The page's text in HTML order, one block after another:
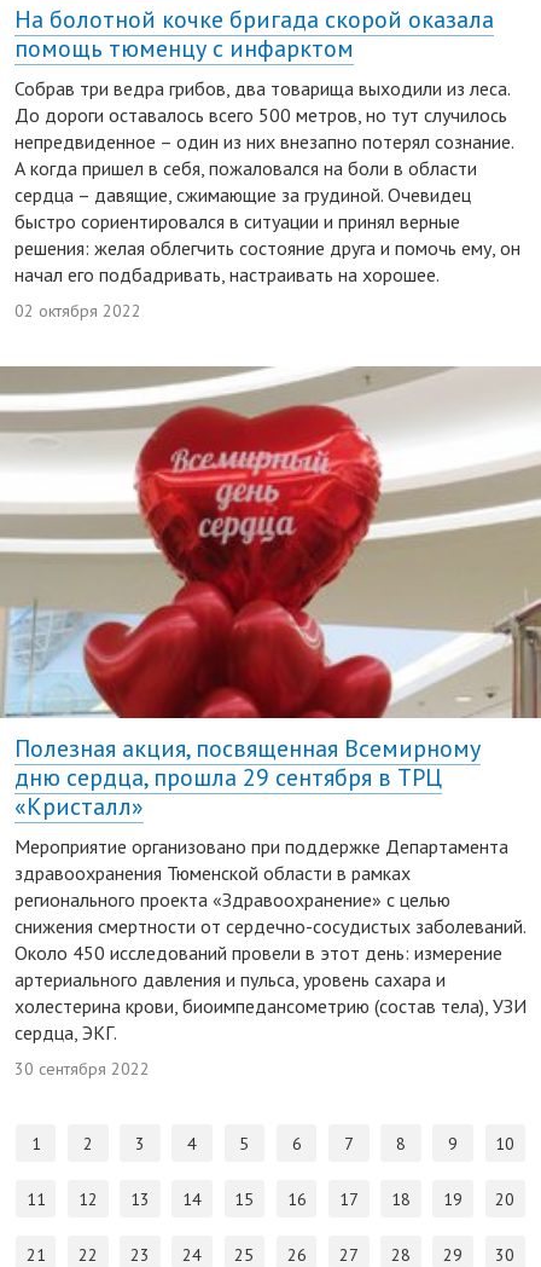
На болотной кочке бригада скорой оказала
помощь тюменцу с инфарктом
Собрав три ведра грибов, два товарища выходили из леса.
До дороги оставалось всего 500 метров, но тут случилось
непредвиденное – один из них внезапно потерял сознание.
А когда пришел в себя, пожаловался на боли в области
сердца – давящие, сжимающие за грудиной. Очевидец
быстро сориентировался в ситуации и принял верные
решения: желая облегчить состояние друга и помочь ему, он
начал его подбадривать, настраивать на хорошее.
02 октября 2022
Полезная акция, посвященная Всемирному
дню сердца, прошла 29 сентября в ТРЦ
«Кристалл»
Мероприятие организовано при поддержке Департамента
здравоохранения Тюменской области в рамках
регионального проекта «Здравоохранение» с целью
снижения смертности от сердечно-сосудистых заболеваний.
Около 450 исследований провели в этот день: измерение
артериального давления и пульса, уровень сахара и
холестерина крови, биоимпедансометрию (состав тела), УЗИ
сердца, ЭКГ.
30 сентября 2022
1 2 3 4 5 6 7 8 9 10
11 12 13 14 15 16 17 18 19 20
21 22 23 24 25 26 27 28 29 30